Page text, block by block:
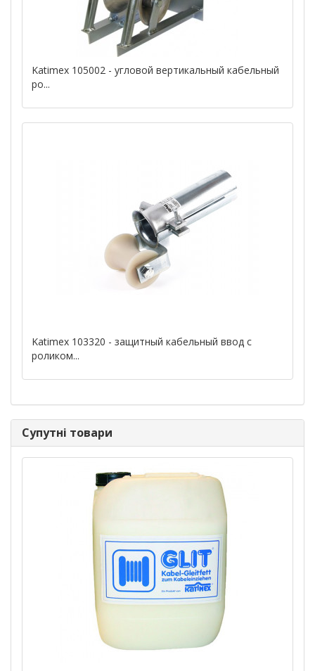
Katimex 105002 - угловой вертикальный кабельный
ро...
Katimex 103320 - защитный кабельный ввод с
роликом...
Супутні товари